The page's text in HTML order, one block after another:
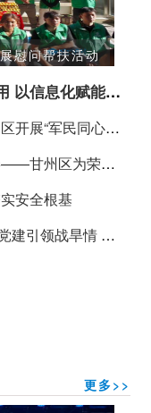
慰问帮扶活动
以信息化赋能政
开展“军民同心筑
动
——甘州区为荣立
安全根基
建引领战旱情 志
更多>>